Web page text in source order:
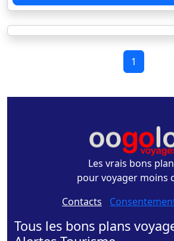
1
Les vrais bons
pour voyager moins
Contacts -
Tous les bons plans